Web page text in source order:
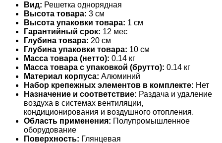
Вид: Решетка однорядная
Высота товара: 3 см
Высота упаковки товара: 1 см
Гарантийный срок: 12 мес
Глубина товара: 20 см
Глубина упаковки товара: 10 см
Масса товара (нетто): 0.14 кг
Масса товара с упаковкой (брутто): 0.14 кг
Материал корпуса: Алюминий
Набор крепежных элементов в комплекте: Нет
Назначение и соответствие: Раздача и удаление
воздуха в системах вентиляции,
кондиционирования и воздушного отопления.
Область применения: Полупромышленное
оборудование
Поверхность: Глянцевая